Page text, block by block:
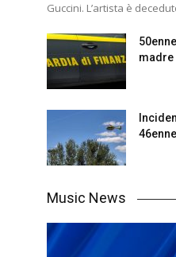
Guccini. L’artista è
madre
46enne
Music News